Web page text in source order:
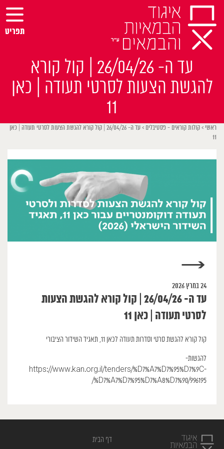
Skip
content
עד ה- 26/04/26 | קול קורא
להגשת הצעות לסרטי תעודה | כאן
11
תפריט
ראשי > קולות קוראים - פסטיבלים >
עד ה- 26/04/26 | קול קורא להגשת הצעות לסרטי תעודה | כאן
11
→
24 במרץ 2026
עד ה- 26/04/26 | קול קורא להגשת הצעות
לסרטי תעודה | כאן 11
קול קורא להגשת סרטי וסדרות תעודה לכאן 11, תאגיד השידור הציבורי
להגשות-
https://www.kan.org.il/tenders/%D7%A7%D7%95%D7%9C-
%D7%A7%D7%95%D7%A8%D7%90/996195/
דף הבית